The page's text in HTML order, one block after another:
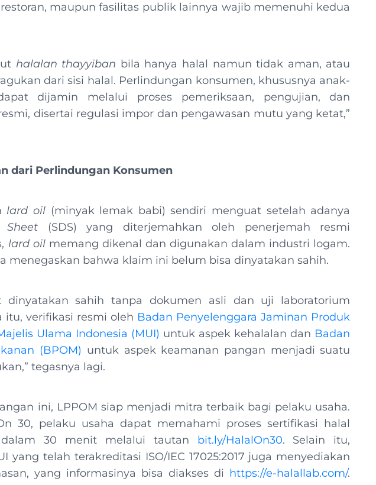
maupun fasilitas publik lainnya wajib memenuhi kedua
halalan thayyiban bila hanya halal namun tidak aman, atau
dari sisi halal. Perlindungan konsumen, khususnya anak-
dijamin melalui proses pemeriksaan, pengujian, dan
disertai regulasi impor dan pengawasan mutu yang ketat,”
dari Perlindungan Konsumen
lard oil(minyak lemak babi) sendiri menguat setelah adanya
(SDS) yang diterjemahkan oleh penerjemah resmi
lard oilmemang dikenal dan digunakan dalam industri logam.
menegaskan bahwa klaim ini belum bisa dinyatakan sahih.
dinyatakan sahih tanpa dokumen asli dan uji laboratorium
itu, verifikasi resmi oleh Badan Penyelenggara Jaminan Produk
Ulama Indonesia (MUI) untuk aspek kehalalan dan Badan
(BPOM) untuk aspek keamanan pangan menjadi suatu
tegasnya lagi.
ini, LPPOM siap menjadi mitra terbaik bagi pelaku usaha.
30, pelaku usaha dapat memahami proses sertifikasi halal
30 menit melalui tautan bit.ly/HalalOn30. Selain itu,
yang telah terakreditasi ISO/IEC 17025:2017 juga menyediakan
yang informasinya bisa diakses di https://e-halallab.com/.